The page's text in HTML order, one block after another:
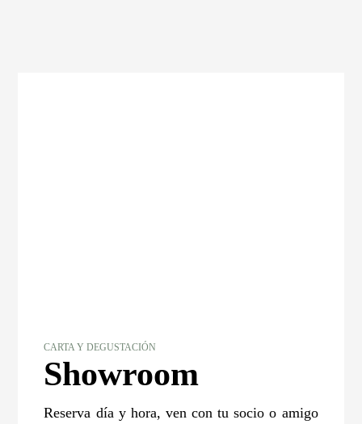
CARTA Y DEGUSTACIÓN
Showroom
Reserva día y hora, ven con tu socio o amigo